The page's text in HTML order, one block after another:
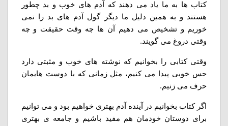
کتاب ها به ما یاد می دهند که آدم های خوب و بد چطور
هستند و به همین دلیل ما دیگر گول آدم های بد را نمی
خوریم و تشخیص می دهیم آن ها چه وقت حقیقت و چه
وقتی دروغ می گویند.
وقتی کتابی را بخوانیم که نوشته های خوب و مثبتی دارد
حس خوبی پیدا می کنیم، مثل زمانی که با دوست هایمان
حرف می زنیم.
اگر کتاب بخوانیم در آینده آدم بهتری خواهیم بود و می توانیم
برای دوستان خودمان هم مفید باشیم و جامعه ی بهتری